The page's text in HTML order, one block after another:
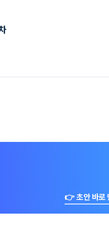
👉 초안 바로